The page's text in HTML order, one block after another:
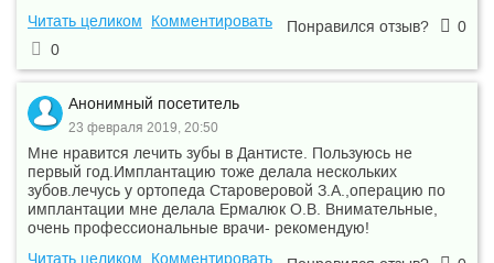
Читать целиком
Комментировать Понравился отзыв?
0
0
Анонимный посетитель
23 февраля 2019, 20:50
Мне нравится лечить зубы в Дантисте. Пользуюсь не
первый год.Имплантацию тоже делала нескольких
зубов.лечусь у ортопеда Староверовой З.А.,операцию по
имплантации мне делала Ермалюк О.В. Внимательные,
очень профессиональные врачи- рекомендую!
Читать целиком
Комментировать